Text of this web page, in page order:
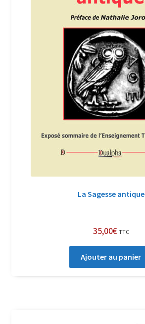
La Sagesse antique
35,00€ TTC
Ajouter au panier